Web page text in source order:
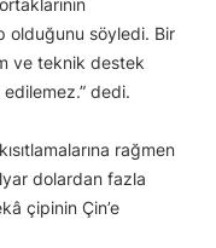
olduğunu söyledi. Bir
ve teknik destek
edilemez.” dedi.
rağmen
dolardan fazla
çipinin Çin’e